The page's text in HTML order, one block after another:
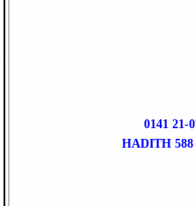
0141 21-
HADITH 588